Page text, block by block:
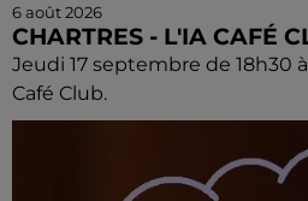
6 août 2026
CHARTRES - L'IA CAFÉ
Jeudi 17 septembre de 18h30
Café Club.